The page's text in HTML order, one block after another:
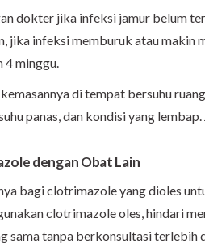
dokter jika infeksi jamur belum
jika infeksi memburuk atau makin
4 minggu.
di tempat bersuhu
panas, dan kondisi yang
dengan Obat Lain
bagi clotrimazole yang dioles
clotrimazole oles, hindari
sama tanpa berkonsultasi terlebih